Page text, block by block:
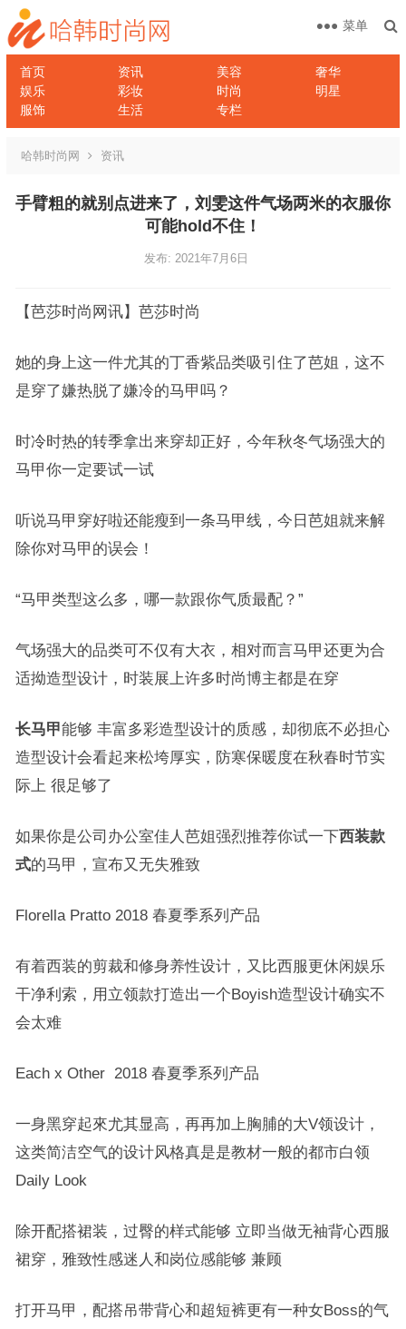
首页 资讯 美容
奢华
娱乐
彩妆 时尚
明星
服饰
生活 专栏
菜单
哈韩时尚网 资讯
手臂粗的就别点进来了，刘雯这件气场两米的衣服你
可能hold不住！
发布: 2021年7月6日
【芭莎时尚网讯】芭莎时尚
她的身上这一件尤其的丁香紫品类吸引住了芭姐，这不
是穿了嫌热脱了嫌冷的马甲吗？
时冷时热的转季拿出来穿却正好，今年秋冬气场强大的
马甲你一定要试一试
听说马甲穿好啦还能瘦到一条马甲线，今日芭姐就来解
除你对马甲的误会！
“马甲类型这么多，哪一款跟你气质最配？ ”
气场强大的品类可不仅有大衣，相对而言马甲还更为合
适拗造型设计，时装展上许多时尚博主都是在穿
长马甲能够 丰富多彩造型设计的质感，却彻底不必担心
造型设计会看起来松垮厚实，防寒保暖度在秋春时节实
际上 很足够了
如果你是公司办公室佳人芭姐强烈推荐你试一下西装款
式的马甲，宣布又无失雅致
Florella Pratto 2018 春夏季系列产品
有着西装的剪裁和修身养性设计，又比西服更休闲娱乐
干净利索，用立领款打造出一个Boyish造型设计确实不
会太难
Each x Other 2018 春夏季系列产品
一身黑穿起來尤其显高，再再加上胸脯的大V领设计，
这类简洁空气的设计风格真是是教材一般的都市白领
Daily Look
除开配搭裙装，过臀的样式能够 立即当做无袖背心西服
裙穿，雅致性感迷人和岗位感能够 兼顾
打开马甲，配搭吊带背心和超短裤更有一种女Boss的气